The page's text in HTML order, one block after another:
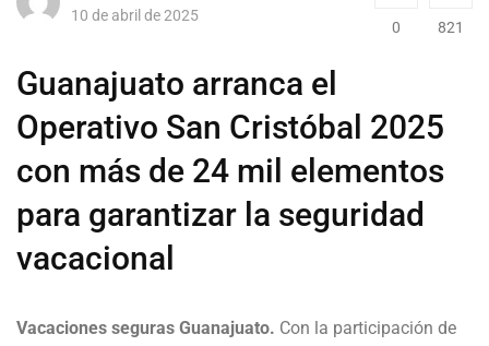
10 de abril de 2025
0 821
Guanajuato arranca el
Operativo San Cristóbal 2025
con más de 24 mil elementos
para garantizar la seguridad
vacacional
Vacaciones seguras Guanajuato. Con la participación de